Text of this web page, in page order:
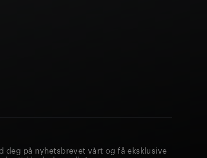
deg på nyhetsbrevet vårt og få eksklusive